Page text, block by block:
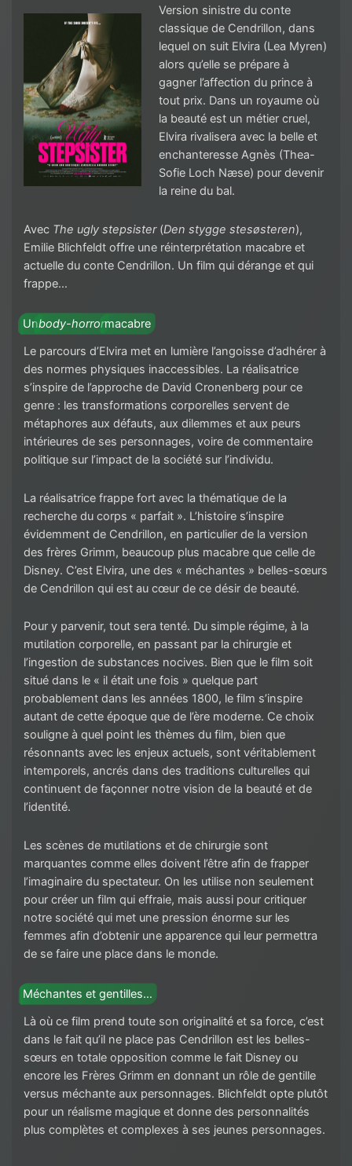
Version sinistre du conte
classique de Cendrillon, dans
lequel on suit Elvira (Lea Myren)
alors qu’elle se prépare à
gagner l’affection du prince à
tout prix. Dans un royaume où
la beauté est un métier cruel,
Elvira rivalisera avec la belle et
enchanteresse Agnès (Thea-
Sofie Loch Næse) pour devenir
la reine du bal.
Avec The ugly stepsister(Den stygge stesøsteren),
Emilie Blichfeldt offre une réinterprétation macabre et
actuelle du conte Cendrillon. Un film qui dérange et qui
frappe…
Unbody-horrormacabre
Le parcours d’Elvira met en lumière l’angoisse d’adhérer à
des normes physiques inaccessibles. La réalisatrice
s’inspire de l’approche de David Cronenberg pour ce
genre : les transformations corporelles servent de
métaphores aux défauts, aux dilemmes et aux peurs
intérieures de ses personnages, voire de commentaire
politique sur l’impact de la société sur l’individu.
La réalisatrice frappe fort avec la thématique de la
recherche du corps « parfait ». L’histoire s’inspire
évidemment de Cendrillon, en particulier de la version
des frères Grimm, beaucoup plus macabre que celle de
Disney. C’est Elvira, une des « méchantes » belles-sœurs
de Cendrillon qui est au cœur de ce désir de beauté.
Pour y parvenir, tout sera tenté. Du simple régime, à la
mutilation corporelle, en passant par la chirurgie et
l’ingestion de substances nocives. Bien que le film soit
situé dans le « il était une fois » quelque part
probablement dans les années 1800, le film s’inspire
autant de cette époque que de l’ère moderne. Ce choix
souligne à quel point les thèmes du film, bien que
résonnants avec les enjeux actuels, sont véritablement
intemporels, ancrés dans des traditions culturelles qui
continuent de façonner notre vision de la beauté et de
l’identité.
Les scènes de mutilations et de chirurgie sont
marquantes comme elles doivent l’être afin de frapper
l’imaginaire du spectateur. On les utilise non seulement
pour créer un film qui effraie, mais aussi pour critiquer
notre société qui met une pression énorme sur les
femmes afin d’obtenir une apparence qui leur permettra
de se faire une place dans le monde.
Méchantes et gentilles…
Là où ce film prend toute son originalité et sa force, c’est
dans le fait qu’il ne place pas Cendrillon est les belles-
sœurs en totale opposition comme le fait Disney ou
encore les Frères Grimm en donnant un rôle de gentille
versus méchante aux personnages. Blichfeldt opte plutôt
pour un réalisme magique et donne des personnalités
plus complètes et complexes à ses jeunes personnages.